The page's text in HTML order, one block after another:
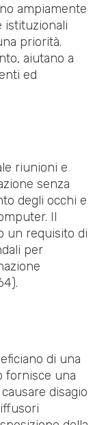
ampiamente
istituzionali
priorità.
aiutano a
ed
riunioni e
senza
degli occhi e
Il
un requisito di
per
di una
fornisce una
disagio